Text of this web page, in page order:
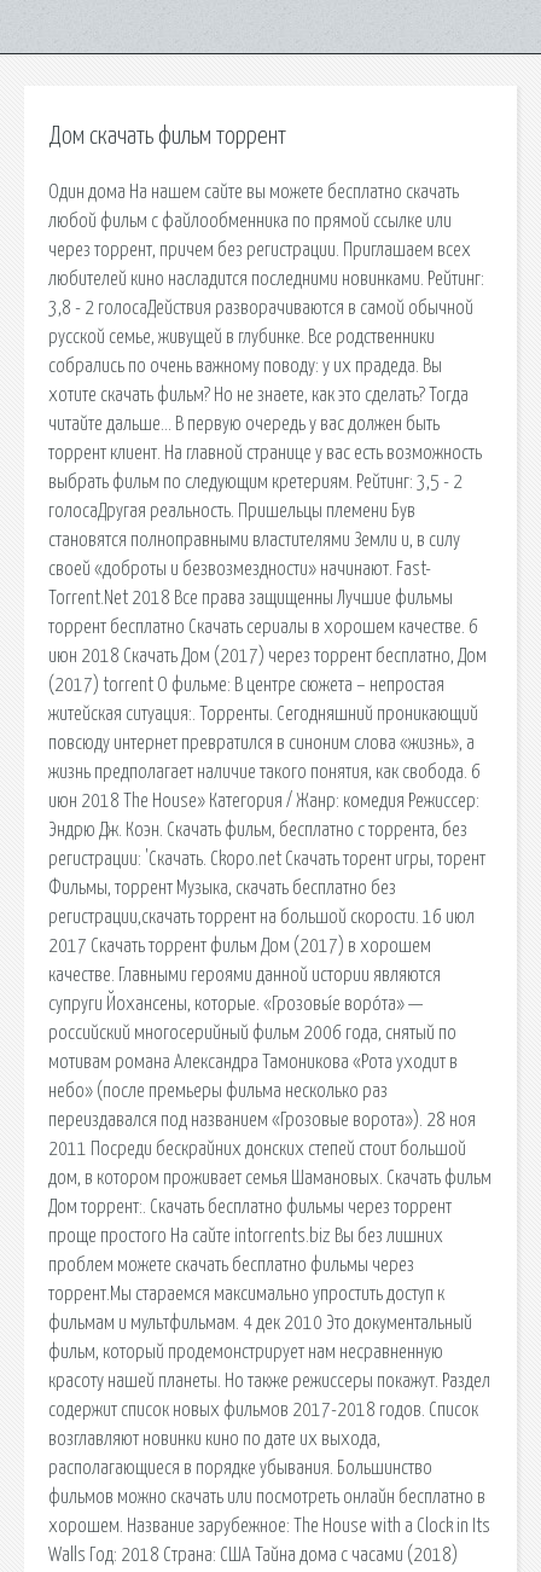
Дом скачать фильм торрент
Один дома На нашем сайте вы можете бесплатно скачать
любой фильм с файлообменника по прямой ссылке или
через торрент, причем без регистрации. Приглашаем всех
любителей кино насладится последними новинками. Рейтинг:
3,8 - 2 голосаДействия разворачиваются в самой обычной
русской семье, живущей в глубинке. Все родственники
собрались по очень важному поводу: у их прадеда. Вы
хотите скачать фильм? Но не знаете, как это сделать? Тогда
читайте дальше… В первую очередь у вас должен быть
торрент клиент. На главной странице у вас есть возможность
выбрать фильм по следующим кретериям. Рейтинг: 3,5 - 2
голосаДругая реальность. Пришельцы племени Був
становятся полноправными властителями Земли и, в силу
своей «доброты и безвозмездности» начинают. Fast-
Torrent.Net 2018 Все права защищенны Лучшие фильмы
торрент бесплатно Скачать сериалы в хорошем качестве. 6
июн 2018 Скачать Дом (2017) через торрент бесплатно, Дом
(2017) torrent О фильме: В центре сюжета – непростая
житейская ситуация:. Торренты. Сегодняшний проникающий
повсюду интернет превратился в синоним слова «жизнь», а
жизнь предполагает наличие такого понятия, как свобода. 6
июн 2018 The House» Категория / Жанр: комедия Режиссер:
Эндрю Дж. Коэн. Скачать фильм, бесплатно с торрента, без
регистрации: 'Скачать. Ckopo.net Скачать торент игры, торент
Фильмы, торрент Музыка, скачать бесплатно без
регистрации,скачать торрент на большой скорости. 16 июл
2017 Скачать торрент фильм Дом (2017) в хорошем
качестве. Главными героями данной истории являются
супруги Йохансены, которые. «Грозовы́е воро́та» —
российский многосерийный фильм 2006 года, снятый по
мотивам романа Александра Тамоникова «Рота уходит в
небо» (после премьеры фильма несколько раз
переиздавался под названием «Грозовые ворота»). 28 ноя
2011 Посреди бескрайних донских степей стоит большой
дом, в котором проживает семья Шамановых. Скачать фильм
Дом торрент:. Скачать бесплатно фильмы через торрент
проще простого На сайте intorrents.biz Вы без лишних
проблем можете скачать бесплатно фильмы через
торрент.Мы стараемся максимально упростить доступ к
фильмам и мультфильмам. 4 дек 2010 Это документальный
фильм, который продемонстрирует нам несравненную
красоту нашей планеты. Но также режиссеры покажут. Раздел
содержит список новых фильмов 2017-2018 годов. Список
возглавляют новинки кино по дате их выхода,
располагающиеся в порядке убывания. Большинство
фильмов можно скачать или посмотреть онлайн бесплатно в
хорошем. Название зарубежное: The House with a Clock in Its
Walls Год: 2018 Страна: США Тайна дома с часами (2018)